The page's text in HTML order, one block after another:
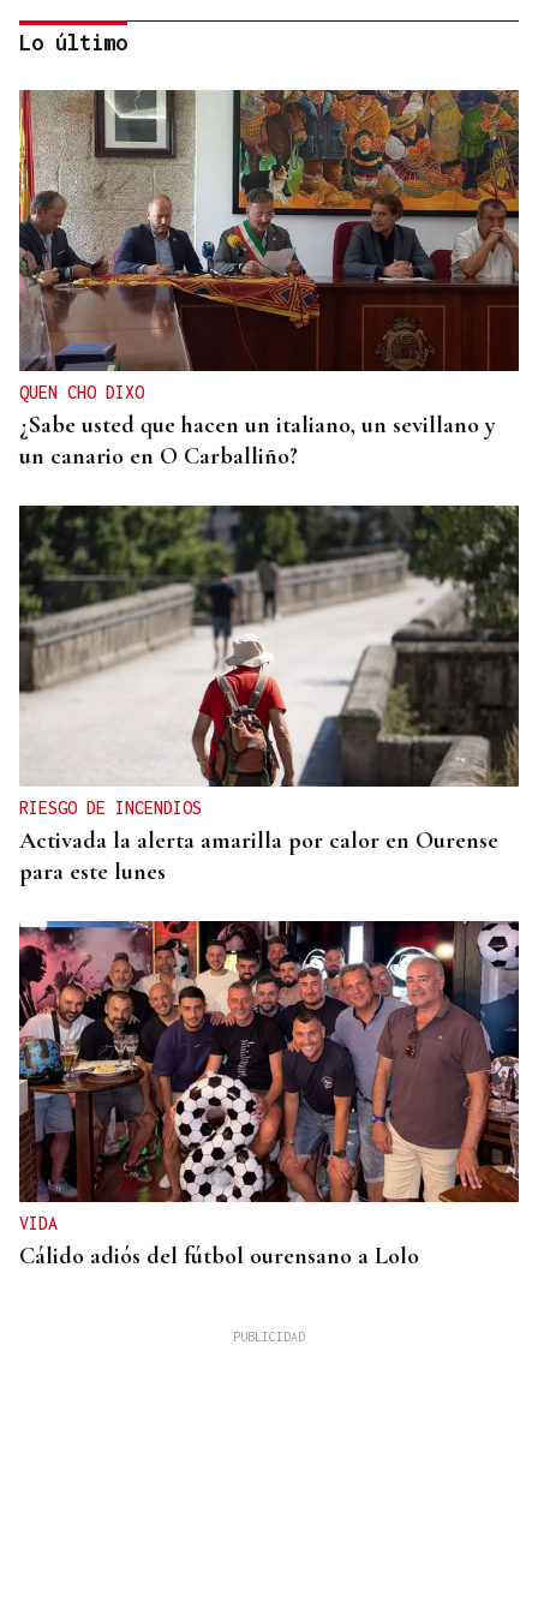
BLOQUEO DEL SUMINISTRO
La sequía y el bum poblacional fuerzan ya cortes
de agua nocturnos en la provincia de Ourense
Lo último
QUEN CHO DIXO
¿Sabe usted que hacen un italiano, un sevillano y
un canario en O Carballiño?
RIESGO DE INCENDIOS
Activada la alerta amarilla por calor en Ourense
para este lunes
VIDA
Cálido adiós del fútbol ourensano a Lolo